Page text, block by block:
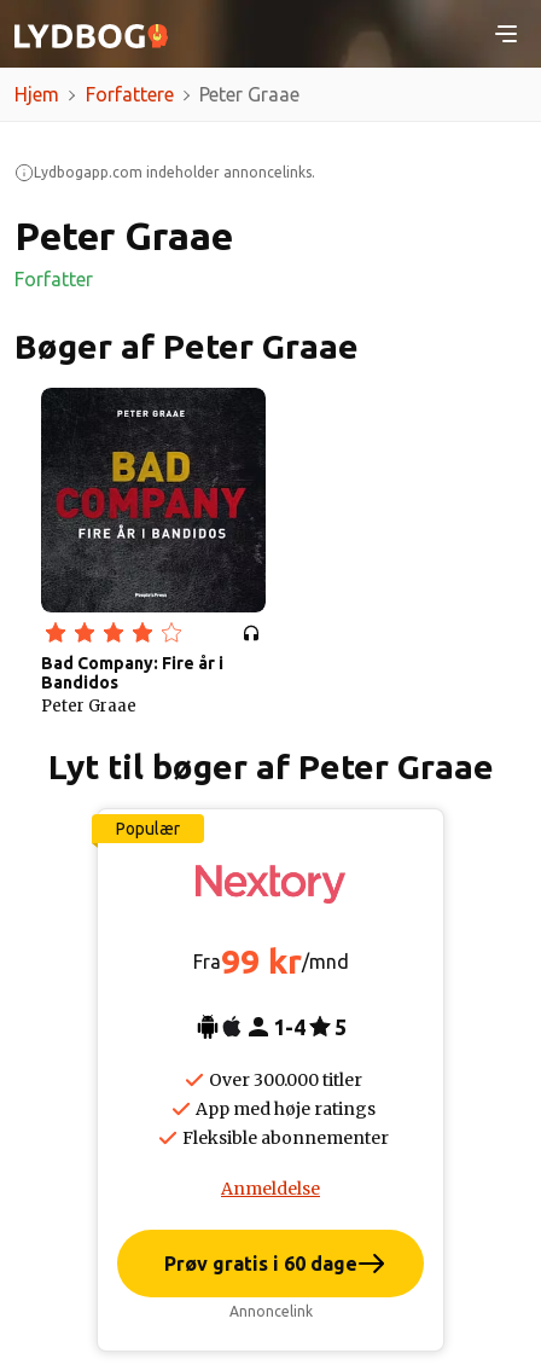
Hjem Forfattere Peter Graae
Lydbogapp.com indeholder annoncelinks.
Peter Graae
Forfatter
Bøger af Peter Graae
Bad Company: Fire år i
Bandidos
Peter Graae
Lyt til bøger af Peter Graae
Populær
Fra99 kr/mnd
1-4 5
Over 300.000 titler
App med høje ratings
Fleksible abonnementer
Anmeldelse
Prøv gratis i 60 dage
Annoncelink